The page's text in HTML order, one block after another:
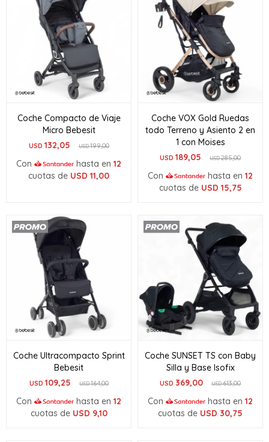
Coche Compacto de Viaje
Micro Bebesit
USD 132,05 USD199,00
Con hasta en 12
cuotas de USD 11,00
Coche VOX Gold Ruedas
todo Terreno y Asiento 2 en
1 con Moises
USD 189,05 USD285,00
Con hasta en 12
cuotas de USD 15,75
Coche Ultracompacto Sprint
Bebesit
USD 109,25 USD164,00
Con hasta en 12
cuotas de USD 9,10
Coche SUNSET TS con Baby
Silla y Base Isofix
USD 369,00 USD613,00
Con hasta en 12
cuotas de USD 30,75